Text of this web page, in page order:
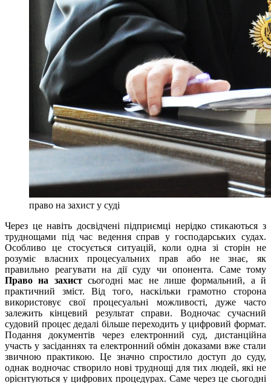
право на захист у суді
Через це навіть досвідчені підприємці нерідко стикаються з
труднощами під час ведення справ у господарських судах.
Особливо це стосується ситуацій, коли одна зі сторін не
розуміє власних процесуальних прав або не знає, як
правильно реагувати на дії суду чи опонента. Саме тому
Право на захистсьогодні має не лише формальний, а й
практичний зміст. Від того, наскільки грамотно сторона
використовує свої процесуальні можливості, дуже часто
залежить кінцевий результат справи. Водночас сучасний
судовий процес дедалі більше переходить у цифровий формат.
Подання документів через електронний суд, дистанційна
участь у засіданнях та електронний обмін доказами вже стали
звичною практикою. Це значно спростило доступ до суду,
однак водночас створило нові труднощі для тих людей, які не
орієнтуються у цифрових процедурах. Саме через це сьогодні